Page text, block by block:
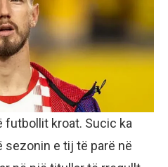
futbollit kroat. Sucic ka
e tij të parë në